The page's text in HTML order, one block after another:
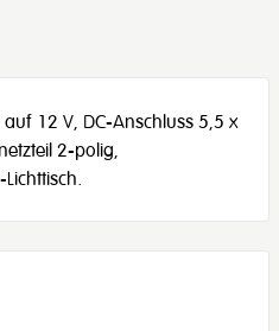
12 V, DC-Anschluss 5,5 x
2-polig,